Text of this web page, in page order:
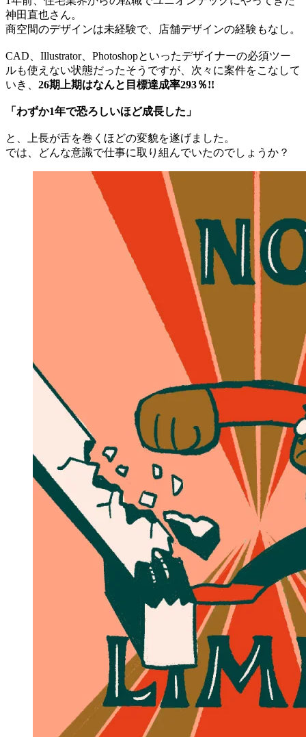
●頑張りがチームに相乗効果を生んだ
Award」という表彰があります。
ここでは2025年12月、授賞式で行われたスピーチをもとに、
受賞者の歩みと思いをご紹介していきます！
1年前、住宅業界からの転職でユニオンテックにやってきた
神田直也さん。
商空間のデザインは未経験で、店舗デザインの経験もなし。
CAD、Illustrator、Photoshopといったデザイナーの必須ツー
ルも使えない状態だったそうですが、次々に案件をこなして
26期上期はなんと目標達成率293％!!
「わずか1年で恐ろしいほど成長した」
と、上長が舌を巻くほどの変貌を遂げました。
では、どんな意識で仕事に取り組んでいたのでしょうか？